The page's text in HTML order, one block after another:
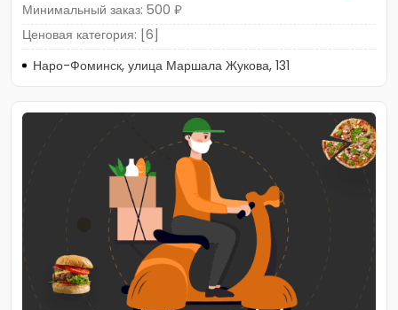
Минимальный заказ: 500 ₽
Ценовая категория: [6]
Наро-Фоминск, улица Маршала Жукова, 131